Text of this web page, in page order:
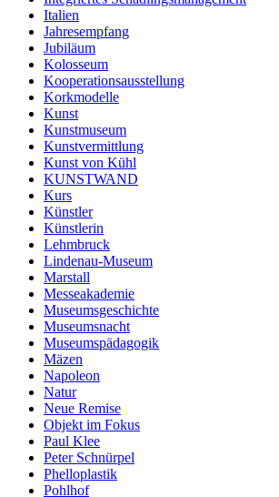
Italien
Jahresempfang
Jubiläum
Kolosseum
Kooperationsausstellung
Korkmodelle
Kunst
Kunstmuseum
Kunstvermittlung
Kunst von Kühl
KUNSTWAND
Kurs
Künstler
Künstlerin
Lehmbruck
Lindenau-Museum
Marstall
Messeakademie
Museumsgeschichte
Museumsnacht
Museumspädagogik
Mäzen
Napoleon
Natur
Neue Remise
Objekt im Fokus
Paul Klee
Peter Schnürpel
Phelloplastik
Pohlhof